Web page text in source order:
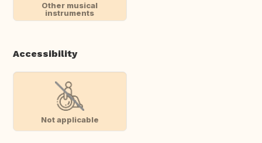
Other musical
instruments
Accessibility
Not applicable